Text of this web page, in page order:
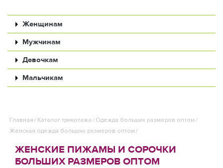
Женщинам
Мужчинам
Девочкам
Мальчикам
Главная / Каталог трикотажа / Одежда больших размеров оптом /
Женская одежда больших размеров оптом /
ЖЕНСКИЕ ПИЖАМЫ И СОРОЧКИ
БОЛЬШИХ РАЗМЕРОВ ОПТОМ